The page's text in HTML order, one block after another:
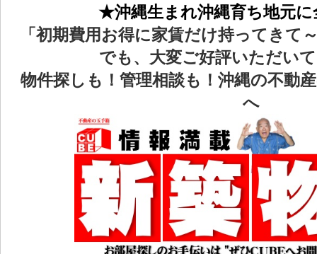
★沖縄生まれ沖縄育ち地元
「初期費用お得に家賃だけ持ってきて
でも、大変ご好評いただい
物件探しも！管理相談も！沖縄の不動
へ